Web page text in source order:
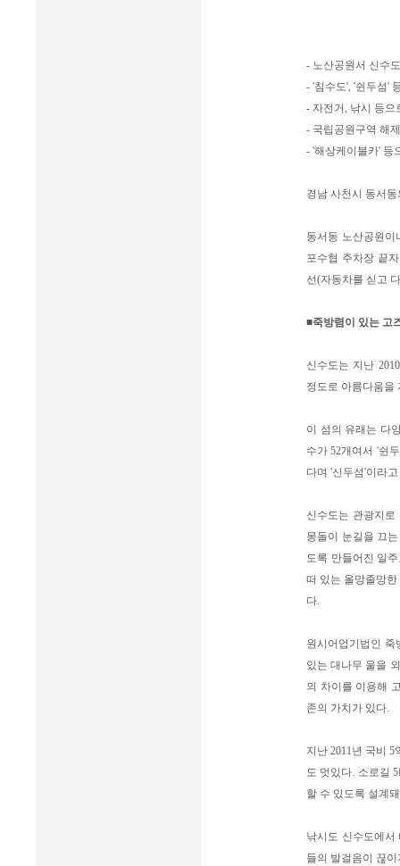
- 노산공원서 신수
- '침수도', '쉰두섬'
- 자전거, 낚시 등으
- 국립공원구역 해
- '해상케이블카' 등
경남 사천시 동서
동서동 노산공원이
포수협 주차장 끝
선(자동차를 싣고
■죽방렴이 있는 고
신수도는 지난
정도로 아름다움을
이 섬의 유래는 다
수가 52개여서 '쉰
다며 '신두섬'이라
신수도는 관광지
몽돌이 눈길을 끄
도록 만들어진 일
떠 있는 올망졸망
다.
원시어업기법인
있는 대나무 울을
의 차이를 이용해
존의 가치가 있다.
지난 2011년 국비
도 멋있다. 소로길
할 수 있도록 설계
낚시도 신수도에서
들의 발걸음이 끊